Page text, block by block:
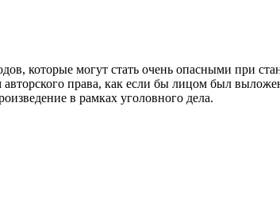
которые могут стать очень опасными при
права, как если бы лицом был
в рамках уголовного дела.